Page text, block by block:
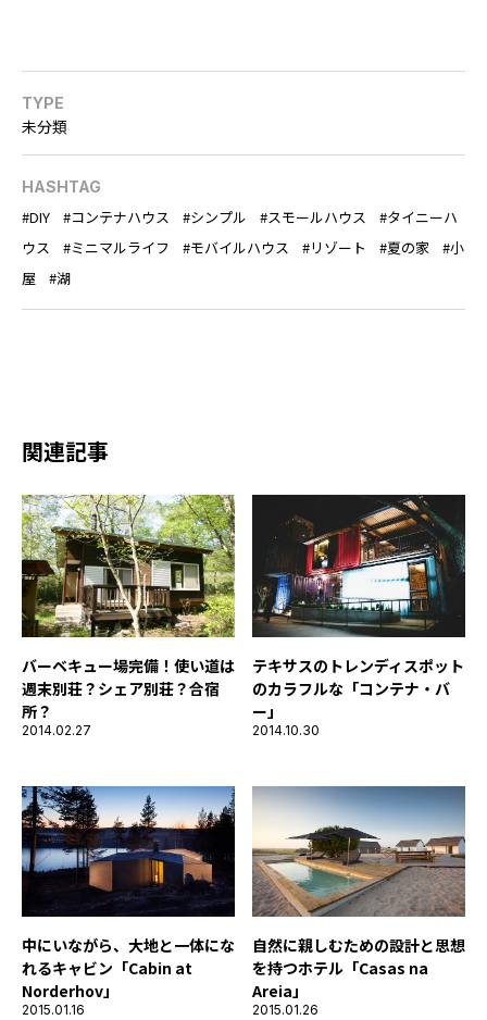
TYPE
未分類
HASHTAG
DIY コンテナハウス シンプル スモールハウス
タイニーハ
ウス
ミニマルライフ モバイルハウス リゾート 夏の家
小
屋
湖
関連記事
バーベキュー場完備！使い道は
週末別荘？シェア別荘？合宿
所？
2014.02.27
テキサスのトレンディスポット
のカラフルな「コンテナ・バ
ー」
2014.10.30
中にいながら、大地と一体にな
れるキャビン「Cabin at
Norderhov」
2015.01.16
自然に親しむための設計と思想
を持つホテル「Casas na
Areia」
2015.01.26